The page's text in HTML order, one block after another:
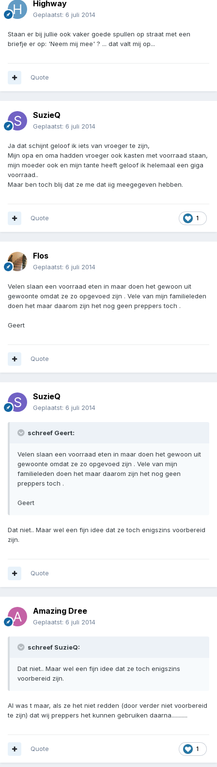
Highway
Geplaatst: 6 juli 2014
Staan er bij jullie ook vaker goede spullen op straat met een
briefje er op: 'Neem mij mee' ? ... dat valt mij op...
Quote
SuzieQ
Geplaatst: 6 juli 2014
Ja dat schijnt geloof ik iets van vroeger te zijn,
Mijn opa en oma hadden vroeger ook kasten met voorraad staan,
mijn moeder ook en mijn tante heeft geloof ik helemaal een giga
voorraad..
Maar ben toch blij dat ze me dat iig meegegeven hebben.
1
Quote
Flos
Geplaatst: 6 juli 2014
Velen slaan een voorraad eten in maar doen het gewoon uit
gewoonte omdat ze zo opgevoed zijn . Vele van mijn familieleden
doen het maar daarom zijn het nog geen preppers toch .
Geert
Quote
SuzieQ
Geplaatst: 6 juli 2014
schreef Geert:
Velen slaan een voorraad eten in maar doen het gewoon uit
gewoonte omdat ze zo opgevoed zijn . Vele van mijn
familieleden doen het maar daarom zijn het nog geen
preppers toch .
Geert
Dat niet.. Maar wel een fijn idee dat ze toch enigszins voorbereid
zijn.
Quote
Amazing Dree
Geplaatst: 6 juli 2014
schreef SuzieQ:
Dat niet.. Maar wel een fijn idee dat ze toch enigszins
voorbereid zijn.
Al was t maar, als ze het niet redden (door verder niet voorbereid
te zijn) dat wij preppers het kunnen gebruiken daarna...........
1
Quote